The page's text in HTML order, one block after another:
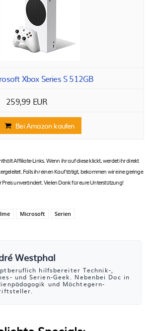
Xbox Series S 512GB
259,99 EUR
Bei Amazon kaufen
Affiliate-Links. Wenn ihr auf diese klickt, werdet ihr direkt
Falls ihr einen Kauf tätigt, bekommen wir eine geringe
unverändert. Vielen Dank für eure Unterstützung!
Microsoft Serien
Westphal
hilfsbereiter Technik-,
und Serien-Geek. Nebenbei Doc in
und Möchtegern-